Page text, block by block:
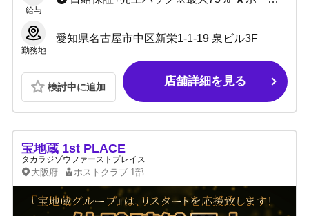
給与
勤務地
愛知県名古屋市中区新栄1-1-19 泉ビル3F
検討中に追加 店舗詳細を見る
宝地蔵 1st PLACE
タカラジゾウファーストプレイス
大阪府 ホストクラブ 1部